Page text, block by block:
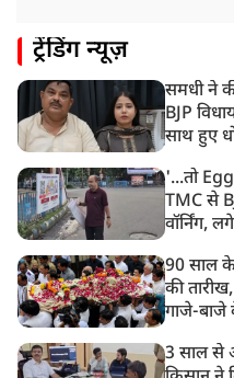
रांची: छात्रों और झारखंड
8:22 AM
देशभर में आज से 'हर घर
में करेंगे यात्रा का शुभारंभ
ट्रेंडिंग न्यूज़
समधी ने
BJP
साथ हुए
'...तो
TMC से
वॉर्निंग,
90 साल के
की
गाजे-बाजे
3 साल से